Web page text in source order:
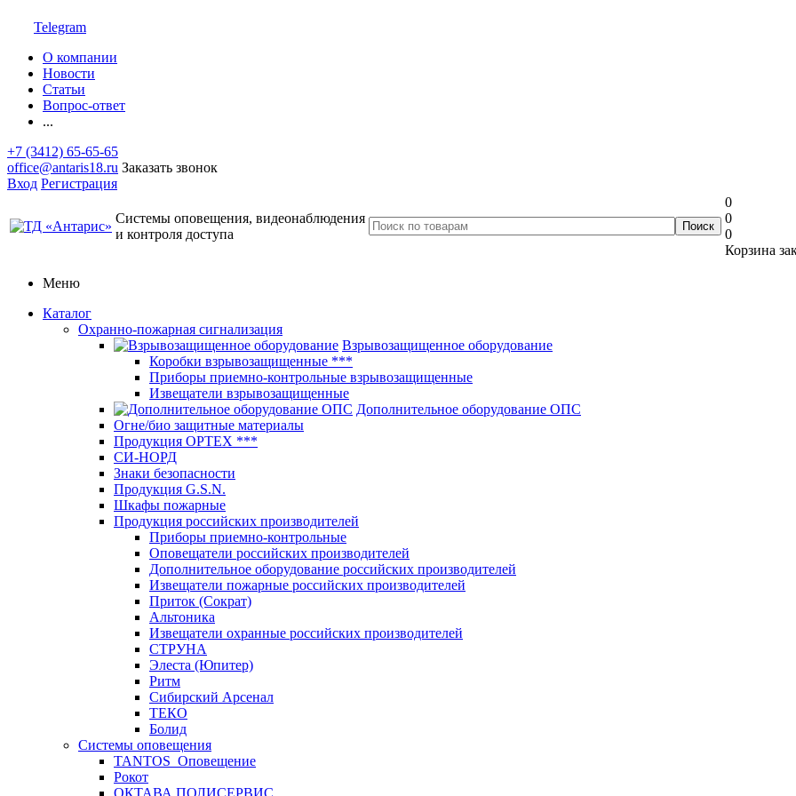
Telegram
О компании
Новости
Статьи
Вопрос-ответ
...
+7 (3412) 65-65-65
office@antaris18.ru Заказать звонок
Вход Регистрация
Системы оповещения, видеонаблюдения
и контроля доступа
0
0
0
Корзина
Меню
Каталог
Охранно-пожарная сигнализация
Взрывозащищенное оборудование
Коробки взрывозащищенные ***
Приборы приемно-контрольные взрывозащищенные
Извещатели взрывозащищенные
Дополнительное оборудование ОПС
Огне/био защитные материалы
Продукция OPTEХ ***
СИ-НОРД
Знаки безопасности
Продукция G.S.N.
Шкафы пожарные
Продукция российских производителей
Приборы приемно-контрольные
Оповещатели российских производителей
Дополнительное оборудование российских производителей
Извещатели пожарные российских производителей
Приток (Сократ)
Альтоника
Извещатели охранные российских производителей
СТРУНА
Элеста (Юпитер)
Ритм
Сибирский Арсенал
ТЕКО
Болид
Системы оповещения
TANTOS_Оповещение
Рокот
ОКТАВА ПОЛИСЕРВИС